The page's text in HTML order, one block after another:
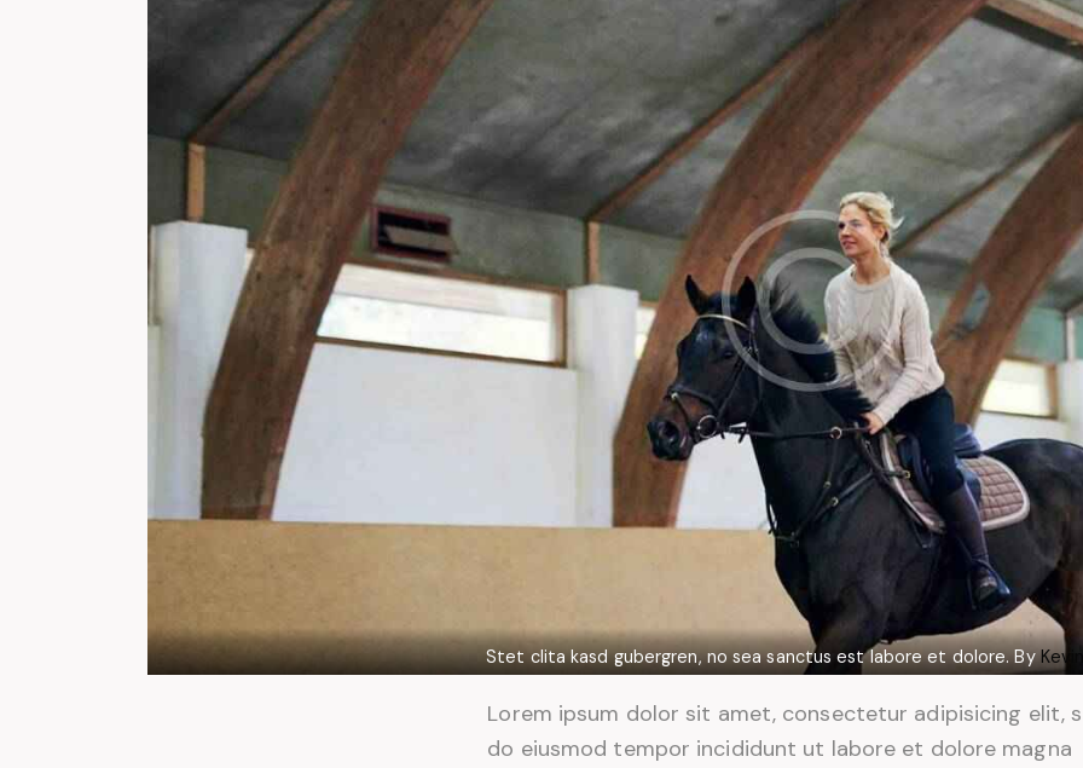
Stet clita kasd gubergren, no sea sanctus est labore et dolore. By
Lorem ipsum dolor sit amet, consectetur adipisicing elit,
do eiusmod tempor incididunt ut labore et dolore magna